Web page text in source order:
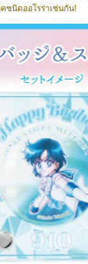
ชนิดออโรร่าเช่นกัน!